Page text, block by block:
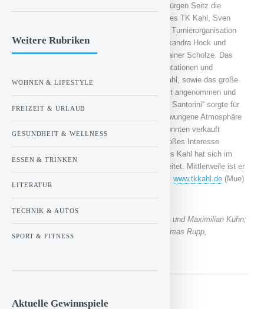
der Schirmherr des Turniers, Bürgermeister Jürgen Seitz die
erfolgreichen Spieler. Der erste Vorsitzende des TK Kahl, Sven
Mahlstein bedankt sich für die hervorragende Turnierorganisation
beim Hauptorganisator Martin Simon, bei Alexandra Hock und
Christoph Steven, sowie bei Elisabeth und Rainer Scholze. Das
außergewöhnliche Rahmenprogramm, Präsentationen und
Ausstellungen von den Sponsoren des TK Kahl, sowie das große
Kuchenbuffet wurden von den Zuschauern gut angenommen und
sehr gelobt. Das Abendevent „Sandhas‘ goes Santorini“ sorgte für
eine ausgebuchte Gaststätte und eine ungezwungene Atmosphäre
beim Sektempfang. 300 Lose der Tombola konnten verkauft
werden, wobei hochwertige Sachpreise für großes Interesse
sorgten. Der Sandhasenpokal des Tennisklubs Kahl hat sich im
DTBTurnierkalender einen festen Platz erarbeitet. Mittlerweile ist er
das älteste Turnier seiner Art in Unterfranken. www.tkkahl.de(Mue)
1.v.l. Dr. Werner Kisan; hinten Marian Demes und Maximilian Kuhn;
1.v.r. Martin Simon; 2.v.r. Schiedsrichter Andreas Rupp,
Weitere Rubriken
WOHNEN & LIFESTYLE
FREIZEIT & URLAUB
GESUNDHEIT & WELLNESS
ESSEN & TRINKEN
LITERATUR
TECHNIK & AUTOS
SPORT & FITNESS
Aktuelle Gewinnspiele